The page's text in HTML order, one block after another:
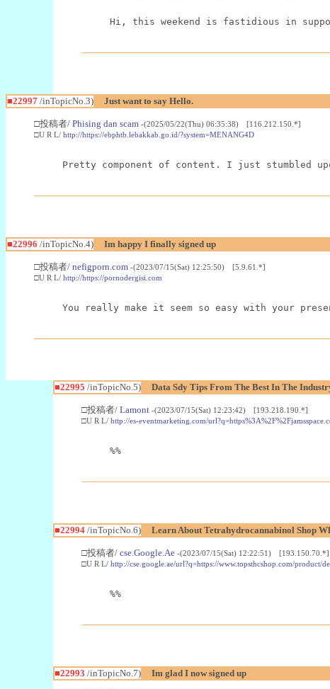
Hi, this weekend is fastidious in
■22997 /inTopicNo.3) Just want to say Hello.
□投稿者/ Phising dan scam -(2025/05/22(Thu) 06:35:38) [116.212.150.*]
□U R L/ http://https://ebphtb.lebakkab.go.id/?system=MENANG4D
Pretty component of content. I just stumbled
■22996 /inTopicNo.4) Im happy I finally signed up
□投稿者/ nefigporn.com -(2023/07/15(Sat) 12:25:50) [5.9.61.*]
□U R L/ http://https://pornodergisi.com
You really make it seem so easy with your
■22995 /inTopicNo.5) Data Sdy Tips From The Best In The
□投稿者/ Lamont -(2023/07/15(Sat) 12:23:42) [193.218.190.*]
□U R L/ http://es-eventmarketing.com/
%%
■22994/inTopicNo.6) Learn About Tetrahydrocannabinol Shop
□投稿者/ cse.Google.Ae -(2023/07/15(Sat) 12:22:51) [193.150.70.*]
□U R L/ http://cse.google.ae/url?q=https://www.topsthcshop.com/
%%
■22993 /inTopicNo.7) Im glad I now signed up